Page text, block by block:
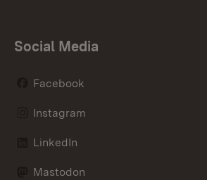
Social Media
Facebook
Instagram
LinkedIn
Mastodon